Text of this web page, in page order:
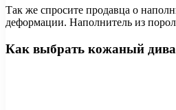
Так же спросите продавца о
деформации. Наполнитель из
Как выбрать кожаный